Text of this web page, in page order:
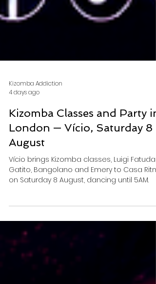
4 days ago
Kizomba Classes and Party in
London — Vício, Saturday 8
August
Gatito, Bangolano and Emery to Casa